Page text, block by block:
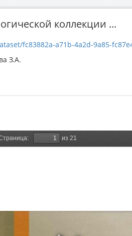
коллекции ...
fc83882a-a71b-4a2d-9a85-
З.А.